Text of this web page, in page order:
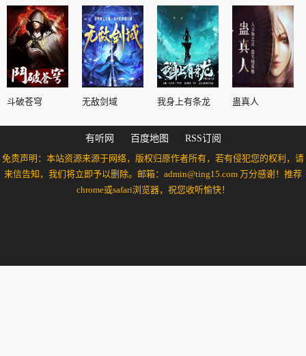
斗破苍穹 无敌剑域 我身上有条龙 蛊真人
有听网 百度地图
RSS订阅
免责声明：本站资源来源于网络，版权归原作者所有，若有侵犯您的权利，请
来信告知，我们将立即予以删除。邮箱：admin@ting15.com 万分感谢！推荐
chrome或safari浏览器，祝您收听愉快！